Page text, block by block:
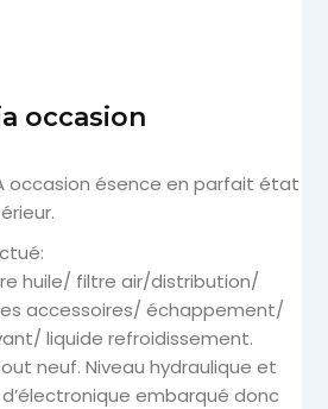
occasion
occasion ésence en parfait état
huile/ filtre air/distribution/
accessoires/ échappement/
liquide refroidissement.
neuf. Niveau hydraulique et
embarqué donc